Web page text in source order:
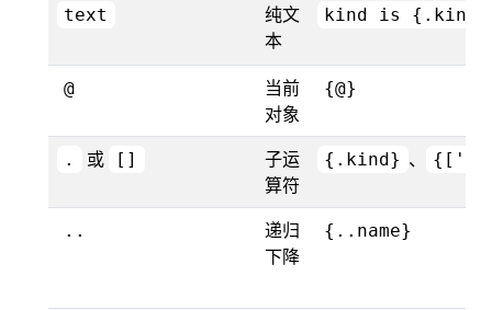
text
纯文
本
kind is {.kind}
@
当前
对象
{@}
. 或 []
子运
算符
{.kind} 、
..
递归
下降
{..name}